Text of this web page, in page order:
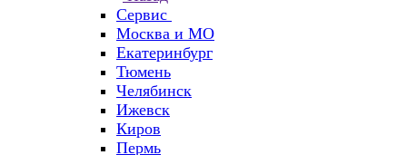
Сервис
Москва и МО
Екатеринбург
Тюмень
Челябинск
Ижевск
Киров
Пермь